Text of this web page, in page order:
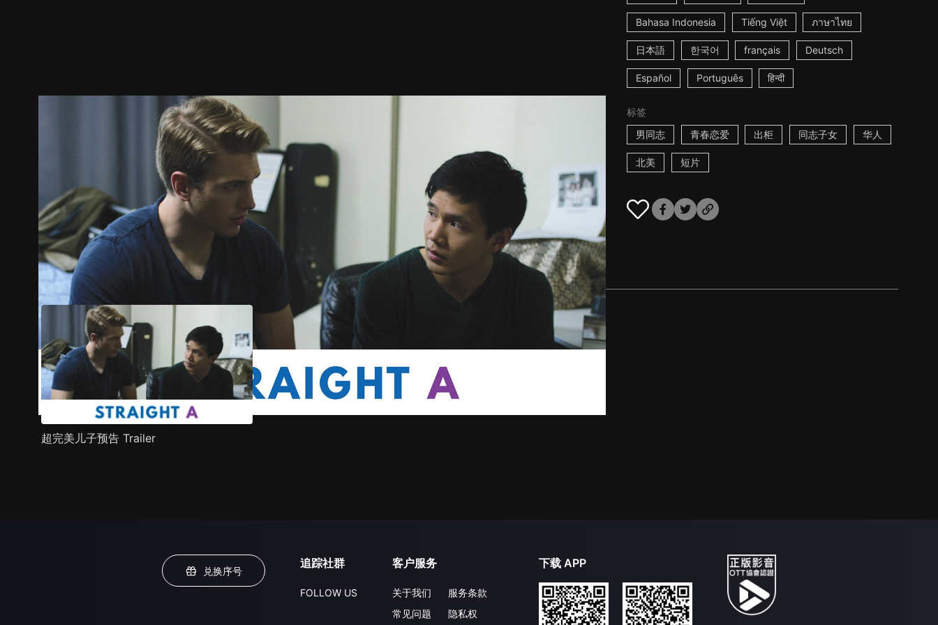
Bahasa Indonesia Tiếng Việt ภาษาไทย
日本語 한국어 français Deutsch
Español Português हिन्दी
标签
男同志
青春恋爱 出柜 同志子女 华人
北美 短片
预告 剧照 剧情介绍
超完美儿子预告 Trailer
兑换序号
追踪社群
FOLLOW US
客户服务
关于我们
常见问题
服务条款
隐私权
下载 APP